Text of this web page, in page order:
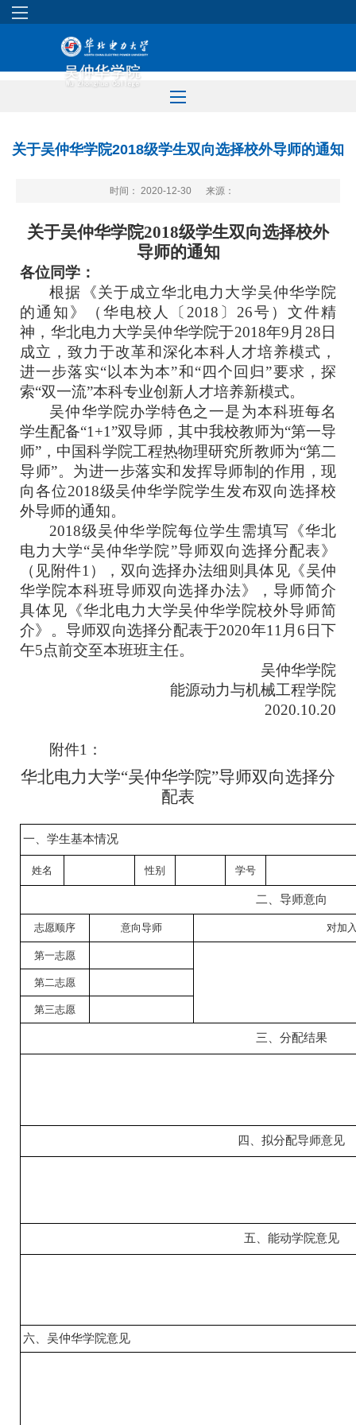
关于吴仲华学院2018级学生双向选择校外导师的通知
时间： 2020-12-30 来源：
关于吴仲华学院2018级学生双向选择校外
导师的通知
各位同学：
根据《关于成立华北电力大学吴仲华学院
的通知》（华电校人〔2018〕26号）文件精
神，华北电力大学吴仲华学院于2018年9月28日
成立，致力于改革和深化本科人才培养模式，
进一步落实“以本为本”和“四个回归”要求，探
索“双一流”本科专业创新人才培养新模式。
吴仲华学院办学特色之一是为本科班每名
学生配备“1+1”双导师，其中我校教师为“第一导
师”，中国科学院工程热物理研究所教师为“第二
导师”。为进一步落实和发挥导师制的作用，现
向各位2018级吴仲华学院学生发布双向选择校
外导师的通知。
2018级吴仲华学院每位学生需填写《华北
电力大学“吴仲华学院”导师双向选择分配表》
（见附件1），双向选择办法细则具体见《吴仲
华学院本科班导师双向选择办法》，导师简介
具体见《华北电力大学吴仲华学院校外导师简
介》。导师双向选择分配表于2020年1 1 月6 日下
午5点前交至本班班主任。
吴仲华学院
能源动力与机械工程学院
2020.10.20
附件1 ：
华北电力大学“吴仲华学院”导师双向选择分
配表
一、学生基本情况
姓名 性别 学号
二、导师意向
志愿顺序 意向导师 对加
第一志愿
第二志愿
第三志愿
三、分配结果
四、拟分配导师意见
五、能动学院意见
六、吴仲华学院意见